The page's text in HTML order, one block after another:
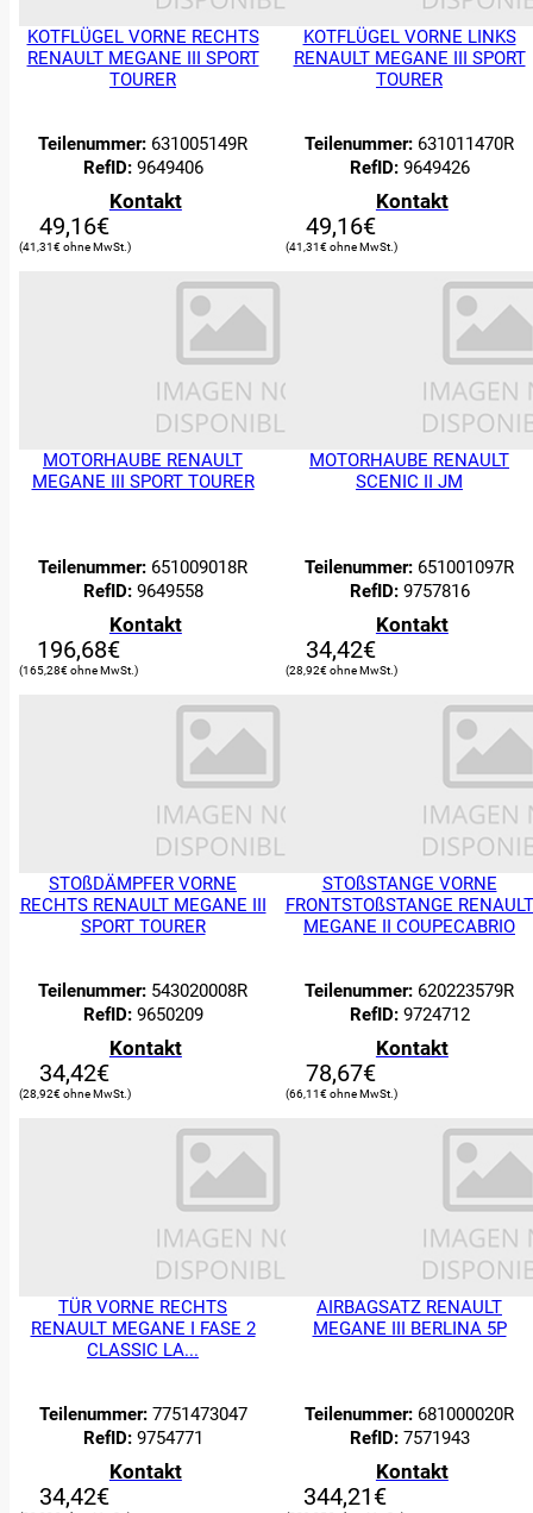
KOTFLÜGEL VORNE RECHTS
RENAULT MEGANE III SPORT
TOURER
Teilenummer: 631005149R
RefID:9649406
Kontakt
49,16€
41,31€
KOTFLÜGEL VORNE LINKS
RENAULT MEGANE III SPORT
TOURER
Teilenummer: 631011470R
RefID:9649426
Kontakt
49,16€
41,31€
MOTORHAUBE RENAULT
MEGANE III SPORT TOURER
Teilenummer: 651009018R
RefID:9649558
Kontakt
196,68€
165,28€
MOTORHAUBE RENAULT
SCENIC II JM
Teilenummer: 651001097R
RefID:9757816
Kontakt
34,42€
28,92€
STOßDÄMPFER VORNE
RECHTS RENAULT MEGANE III
SPORT TOURER
Teilenummer: 543020008R
RefID:9650209
Kontakt
34,42€
28,92€
STOßSTANGE VORNE
FRONTSTOßSTANGE RENAULT
MEGANE II COUPECABRIO
Teilenummer: 620223579R
RefID:9724712
Kontakt
78,67€
66,11€
TÜR VORNE RECHTS
RENAULT MEGANE I FASE 2
CLASSIC LA...
Teilenummer:7751473047
RefID:9754771
Kontakt
34,42€
AIRBAGSATZ RENAULT
MEGANE III BERLINA 5P
Teilenummer: 681000020R
RefID:7571943
Kontakt
344,21€